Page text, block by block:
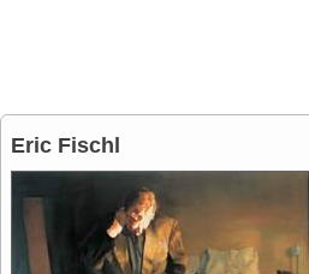
Eric Fischl